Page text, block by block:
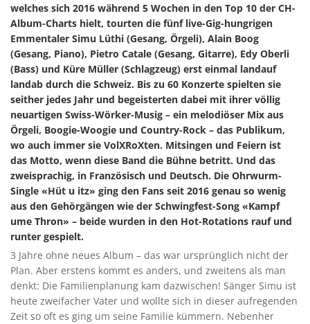
welches sich 2016 während 5 Wochen in den Top 10 der CH-
Album-Charts hielt, tourten die fünf live-Gig-hungrigen
Emmentaler Simu Lüthi (Gesang, Örgeli), Alain Boog
(Gesang, Piano), Pietro Catale (Gesang, Gitarre), Edy Oberli
(Bass) und Küre Müller (Schlagzeug) erst einmal landauf
landab durch die Schweiz. Bis zu 60 Konzerte spielten sie
seither jedes Jahr und begeisterten dabei mit ihrer völlig
neuartigen Swiss-Wörker-Musig – ein melodiöser Mix aus
Örgeli, Boogie-Woogie und Country-Rock – das Publikum,
wo auch immer sie VolXRoXten. Mitsingen und Feiern ist
das Motto, wenn diese Band die Bühne betritt. Und das
zweisprachig, in Französisch und Deutsch. Die Ohrwurm-
Single «Hüt u itz» ging den Fans seit 2016 genau so wenig
aus den Gehörgängen wie der Schwingfest-Song «Kampf
ume Thron» – beide wurden in den Hot-Rotations rauf und
runter gespielt.
3 Jahre ohne neues Album – das war ursprünglich nicht der
Plan. Aber erstens kommt es anders, und zweitens als man
denkt: Die Familienplanung kam dazwischen! Sänger Simu ist
heute zweifacher Vater und wollte sich in dieser aufregenden
Zeit so oft es ging um seine Familie kümmern. Nebenher